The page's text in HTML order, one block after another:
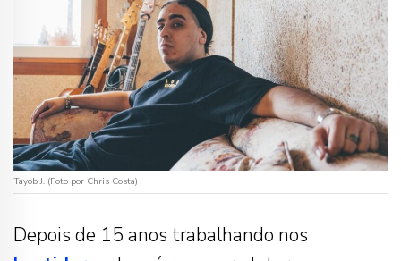
Tayob J. (Foto por Chris Costa)
Depois de 15 anos trabalhando nos